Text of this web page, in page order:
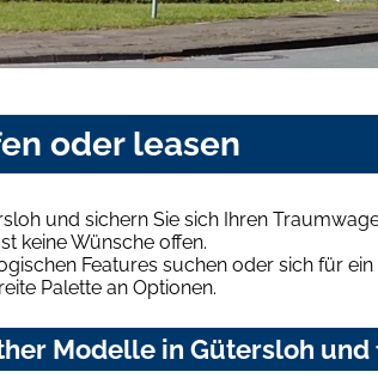
oder leasen
und sichern Sie sich Ihren
keine Wünsche offen.
Features suchen oder sich für
Palette an Optionen.
Modelle in Gütersloh